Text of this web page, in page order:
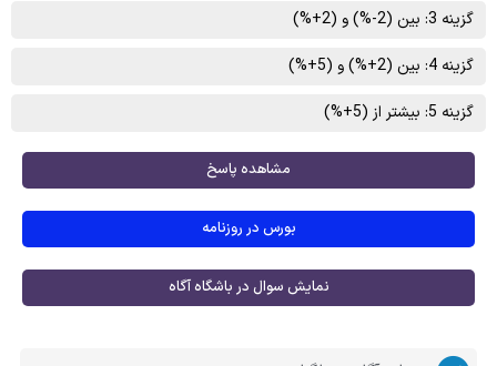
گزینه 3: بین (2-%) و (2+%)
گزینه 4: بین (2+%) و (5+%)
گزینه 5: بیشتر از (5+%)
مشاهده پاسخ
بورس در روزنامه
نمایش سوال در باشگاه آگاه